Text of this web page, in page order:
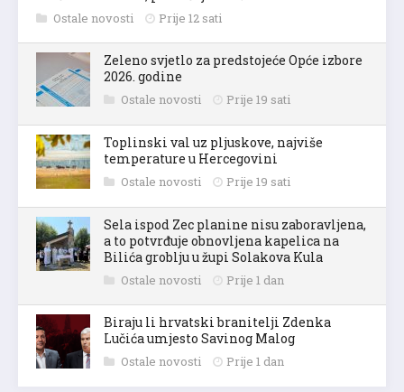
Ostale novosti Prije 12 sati
Zeleno svjetlo za predstojeće Opće izbore
2026. godine
Ostale novosti Prije 19 sati
Toplinski val uz pljuskove, najviše
temperature u Hercegovini
Ostale novosti Prije 19 sati
Sela ispod Zec planine nisu zaboravljena,
a to potvrđuje obnovljena kapelica na
Bilića groblju u župi Solakova Kula
Ostale novosti Prije 1 dan
Biraju li hrvatski branitelji Zdenka
Lučića umjesto Savinog Malog
Ostale novosti Prije 1 dan